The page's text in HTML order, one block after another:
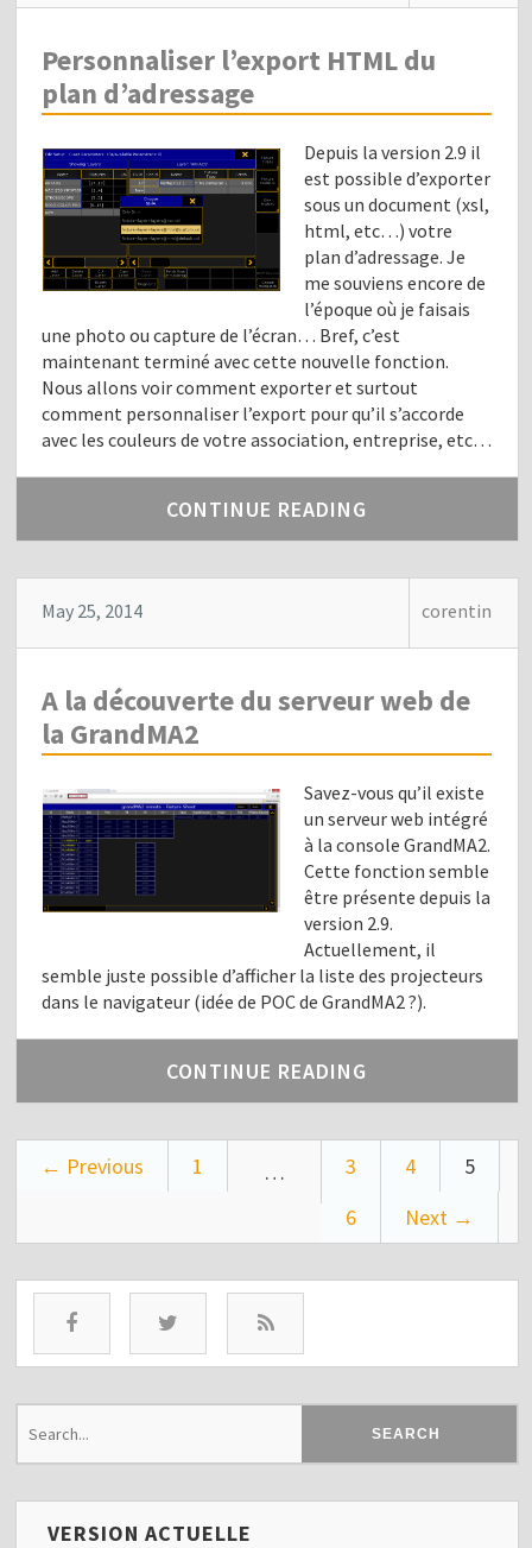
Personnaliser l’export HTML du
plan d’adressage
Depuis la version 2.9 il
est possible d’exporter
sous un document (xsl,
html, etc…) votre
plan d’adressage. Je
me souviens encore de
l’époque où je faisais
une photo ou capture de l’écran… Bref, c’est
maintenant terminé avec cette nouvelle fonction.
Nous allons voir comment exporter et surtout
comment personnaliser l’export pour qu’il s’accorde
avec les couleurs de votre association, entreprise, etc…
CONTINUE READING
May 25, 2014 corentin
A la découverte du serveur web de
la GrandMA2
Savez-vous qu’il existe
un serveur web intégré
à la console GrandMA2.
Cette fonction semble
être présente depuis la
version 2.9.
Actuellement, il
semble juste possible d’afficher la liste des projecteurs
dans le navigateur (idée de POC de GrandMA2 ?).
CONTINUE READING
← Previous 1 … 3 4
5
6
Next →
VERSION ACTUELLE